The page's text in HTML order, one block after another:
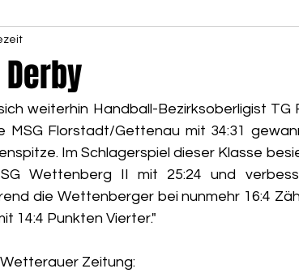
weiterhin Handball-Bezirksoberligist TG
Florstadt/Gettenau mit 34:31
Im Schlagerspiel dieser Klasse
Wettenberg II mit 25:24 und
die Wettenberger bei nunmehr 16:4
14:4 Punkten Vierter."
Zeitung: